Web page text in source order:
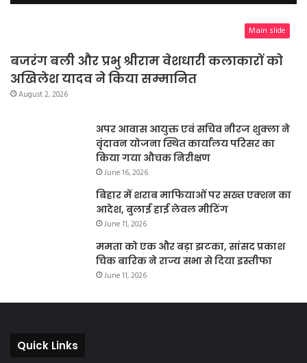
Main slide
बजरंग बली और प्रभु श्रीराम वेशधारी कलाकारों को
अखिलेश यादव ने किया सम्मानित
August 2, 2026
अपर आवास आयुक्त एवं सचिव नीरज शुक्ला ने
वृंदावन योजना स्थित कार्यालय परिसर का
किया गया औचक निरीक्षण
June 16, 2026
बिहार में शराब माफियाओं पर सख्त एक्शन का
आदेश, बुलाई हाई लेवल मीटिंग
June 11, 2026
ममता को एक और बड़ा झटका, सांसद प्रकाश
चिक बारिक ने राज्य सभा से दिया इस्तीफा
June 11, 2026
Quick Links